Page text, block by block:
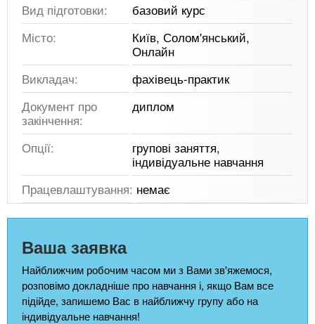
Вид підготовки:
базовий курс
Місто:
Київ, Солом'янський,
Онлайн
Викладач:
фахівець-практик
Документ про
закінчення:
диплом
Опції:
групові заняття,
індивідуальне навчання
Працевлаштування: немає
Ваша заявка
Найближчим робочим часом ми з Вами зв'яжемося,
розповімо докладніше про навчання і, якщо Вам все
підійде, запишемо Вас в найближчу групу або на
індивідуальне навчання!